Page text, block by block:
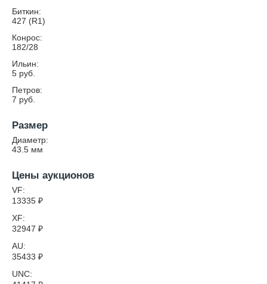
Биткин:
427 (R1)
Конрос:
182/28
Ильин:
5 руб.
Петров:
7 руб.
Размер
Диаметр:
43.5 мм
Цены аукционов
VF:
13335 ₽
XF:
32947 ₽
AU:
35433 ₽
UNC: